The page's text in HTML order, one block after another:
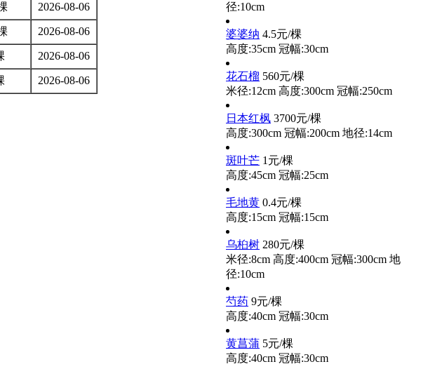
2026-08-06
2026-08-06
2026-08-06
2026-08-06
径:10cm
婆婆纳 4.5元/棵
高度:35cm 冠幅:30cm
花石榴 560元/棵
米径:12cm 高度:300cm 冠幅:250cm
日本红枫 3700元/棵
高度:300cm 冠幅:200cm 地径:14cm
斑叶芒 1元/棵
高度:45cm 冠幅:25cm
毛地黄 0.4元/棵
高度:15cm 冠幅:15cm
乌桕树 280元/棵
米径:8cm 高度:400cm 冠幅:300cm 地
径:10cm
芍药 9元/棵
高度:40cm 冠幅:30cm
黄菖蒲 5元/棵
高度:40cm 冠幅:30cm